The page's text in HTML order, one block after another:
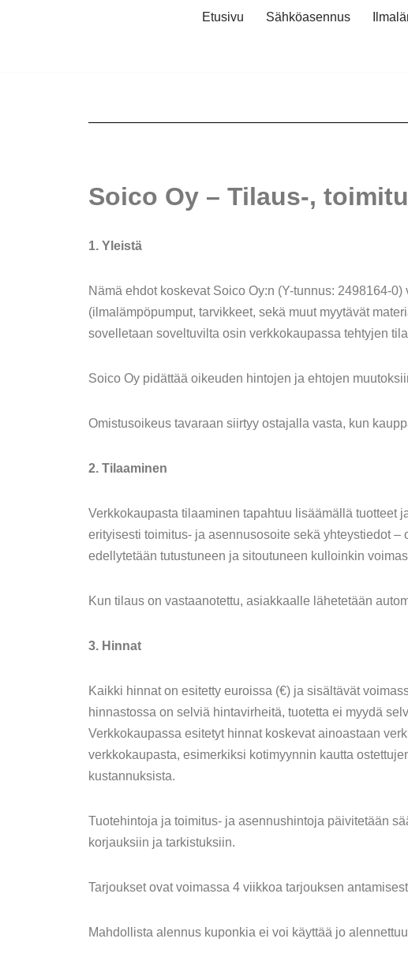
Etusivu Sähköasennus
Soico Oy – Tilaus-,
1. Yleistä
Nämä ehdot koskevat Soico Oy:n (Y-tunnus: 2498164-
(ilmalämpöpumput, tarvikkeet, sekä muut myytävät
sovelletaan soveltuvilta osin verkkokaupassa tehtyjen
Soico Oy pidättää oikeuden hintojen ja ehtojen
Omistusoikeus tavaraan siirtyy ostajalla vasta, kun
2. Tilaaminen
Verkkokaupasta tilaaminen tapahtuu lisäämällä tuotteet
erityisesti toimitus- ja asennusosoite sekä yhteystiedot
edellytetään tutustuneen ja sitoutuneen kulloinkin
Kun tilaus on vastaanotettu, asiakkaalle lähetetään
3. Hinnat
Kaikki hinnat on esitetty euroissa (€) ja sisältävät
hinnastossa on selviä hintavirheitä, tuotetta ei myydä
Verkkokaupassa esitetyt hinnat koskevat ainoastaan
verkkokaupasta, esimerkiksi kotimyynnin kautta
kustannuksista.
Tuotehintoja ja toimitus- ja asennushintoja päivitetään
korjauksiin ja tarkistuksiin.
Tarjoukset ovat voimassa 4 viikkoa tarjouksen
Mahdollista alennus kuponkia ei voi käyttää jo